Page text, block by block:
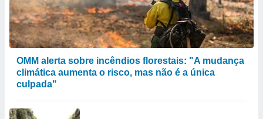
OMM alerta sobre incêndios florestais: "A mudança
climática aumenta o risco, mas não é a única
culpada"